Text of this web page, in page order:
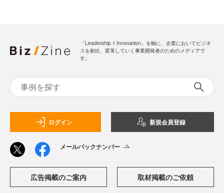
「Leadership ☓ Innovation」を軸に、企業においてビジネ
スを創出、変革していく事業開発者のためのメディアで
す。
ログイン 新規会員登録
メールバックナンバー
広告掲載のご案内 取材掲載のご依頼